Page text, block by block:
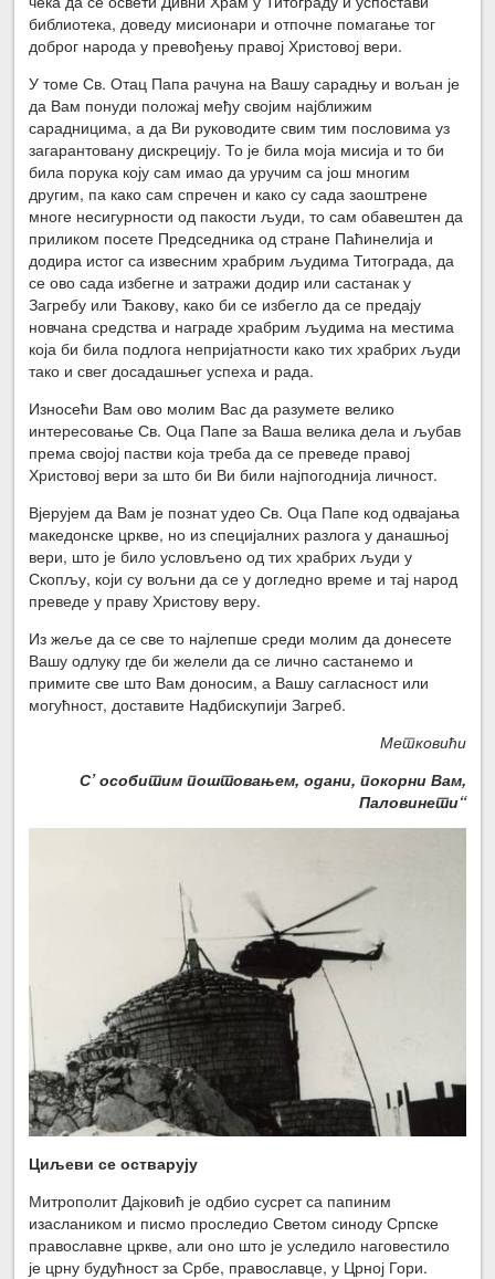
библиотека, доведу мисионари и отпочне помагање тог
доброг народа у превођењу правој Христовој вери.
У томе Св. Отац Папа рачуна на Вашу сарадњу и вољан је
да Вам понуди положај међу својим најближим
сарадницима, а да Ви руководите свим тим пословима уз
загарантовану дискрецију. То је била моја мисија и то би
била порука коју сам имао да уручим са још многим
другим, па како сам спречен и како су сада заоштрене
многе несигурности од пакости људи, то сам обавештен да
приликом посете Председника од стране Паћинелија и
додира истог са извесним храбрим људима Титограда, да
се ово сада избегне и затражи додир или састанак у
Загребу или Ђакову, како би се избегло да се предају
новчана средства и награде храбрим људима на местима
која би била подлога непријатности како тих храбрих људи
тако и свег досадашњег успеха и рада.
Износећи Вам ово молим Вас да разумете велико
интересовање Св. Оца Папе за Ваша велика дела и љубав
према својој пастви која треба да се преведе правој
Христовој вери за што би Ви били најпогоднија личност.
Вјерујем да Вам је познат удео Св. Оца Папе код одвајања
македонске цркве, но из специјалних разлога у данашњој
вери, што је било условљено од тих храбрих људи у
Скопљу, који су вољни да се у догледно време и тај народ
преведе у праву Христову веру.
Из жеље да се све то најлепше среди молим да донесете
Вашу одлуку где би желели да се лично састанемо и
примите све што Вам доносим, а Вашу сагласност или
могућност, доставите Надбискупији Загреб.
Метковићи
С’ особитим поштовањем, одани, покорни Вам,
Паловинети“
Циљеви се остварују
Митрополит Дајковић је одбио сусрет са папиним
изаслаником и писмо проследио Светом синоду Српске
православне цркве, али оно што је уследило наговестило
је црну будућност за Србе, православце, у Црној Гори.